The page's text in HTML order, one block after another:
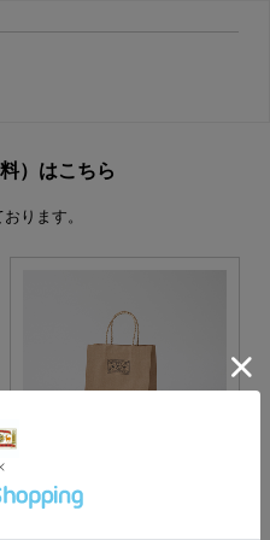
）はこちら
ります。
Sサイズ